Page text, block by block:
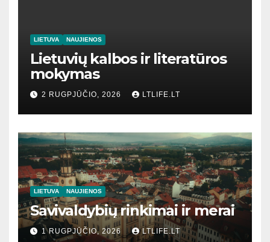
LIETUVA NAUJIENOS
Lietuvių kalbos ir literatūros
mokymas
2 RUGPJŪČIO, 2026 LTLIFE.LT
LIETUVA NAUJIENOS
Savivaldybių rinkimai ir merai
1 RUGPJŪČIO, 2026 LTLIFE.LT